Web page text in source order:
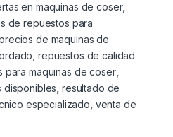
en maquinas de coser,
de repuestos para
de maquinas de
repuestos de calidad
para maquinas de coser,
disponibles resultado de
especializado venta de